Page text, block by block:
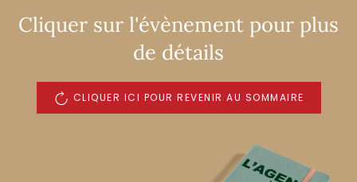
Cliquer sur l'évènement pour plus
de détails
CLIQUER ICI POUR REVENIR AU SOMMAIRE